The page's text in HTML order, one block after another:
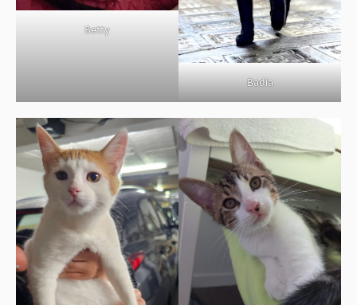
Betty
Badia